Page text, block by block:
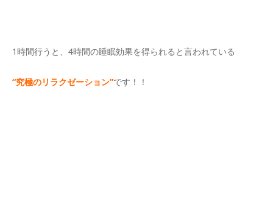
1時間行うと、4時間の睡眠効果を得られると言われている
“究極のリラクゼーション”です！！